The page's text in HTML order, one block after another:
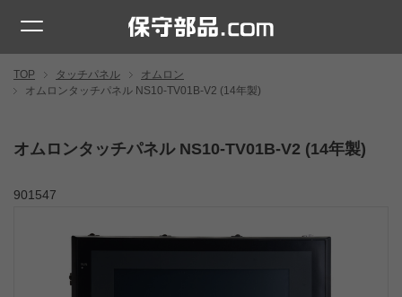
TOP タッチパネル
オムロン
オムロンタッチパネル NS10-TV01B-V2 (14年製)
オムロンタッチパネル NS10-TV01B-V2 (14年製)
901547